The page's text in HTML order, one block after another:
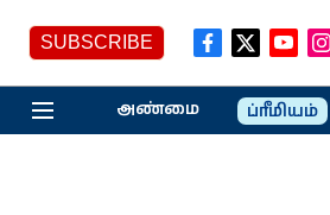
SUBSCRIBE
அண்மை ப்ரீமியம்